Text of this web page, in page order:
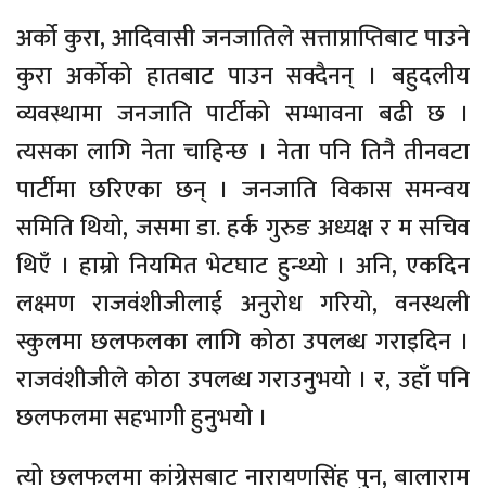
अर्को कुरा, आदिवासी जनजातिले सत्ताप्राप्तिबाट पाउने
कुरा अर्कोको हातबाट पाउन सक्दैनन् । बहुदलीय
व्यवस्थामा जनजाति पार्टीको सम्भावना बढी छ ।
त्यसका लागि नेता चाहिन्छ । नेता पनि तिनै तीनवटा
पार्टीमा छरिएका छन् । जनजाति विकास समन्वय
समिति थियो, जसमा डा. हर्क गुरुङ अध्यक्ष र म सचिव
थिएँ । हाम्रो नियमित भेटघाट हुन्थ्यो । अनि, एकदिन
लक्ष्मण राजवंशीजीलाई अनुरोध गरियो, वनस्थली
स्कुलमा छलफलका लागि कोठा उपलब्ध गराइदिन ।
राजवंशीजीले कोठा उपलब्ध गराउनुभयो । र, उहाँ पनि
छलफलमा सहभागी हुनुभयो ।
त्यो छलफलमा कांग्रेसबाट नारायणसिंह पुन, बालाराम